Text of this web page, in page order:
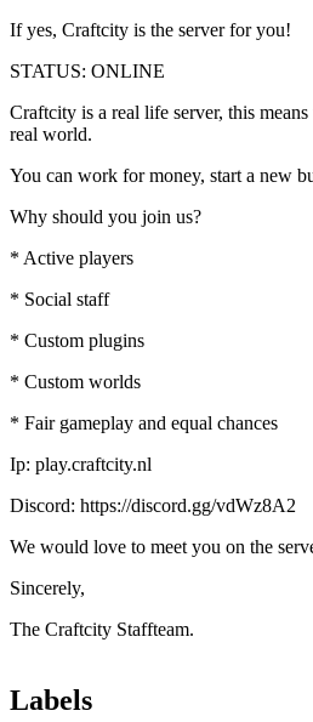
If yes, Craftcity is the server for you!
STATUS: ONLINE
Craftcity is a real life server, this
real world.
You can work for money, start a new
Why should you join us?
* Active players
* Social staff
* Custom plugins
* Custom worlds
* Fair gameplay and equal chances
Ip: play.craftcity.nl
Discord: https://discord.gg/vdWz8A2
We would love to meet you on the
Sincerely,
The Craftcity Staffteam.
Labels